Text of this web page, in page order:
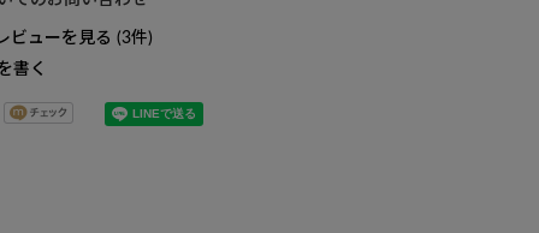
ビューを見る
3
書く